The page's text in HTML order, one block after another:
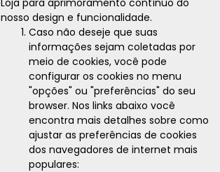
Loja para aprimoramento contínuo do
nosso design e funcionalidade.
Caso não deseje que suas
informações sejam coletadas por
meio de cookies, você pode
configurar os cookies no menu
"opções" ou "preferências" do seu
browser. Nos links abaixo você
encontra mais detalhes sobre como
ajustar as preferências de cookies
dos navegadores de internet mais
populares: